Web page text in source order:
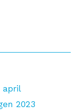
april
2023